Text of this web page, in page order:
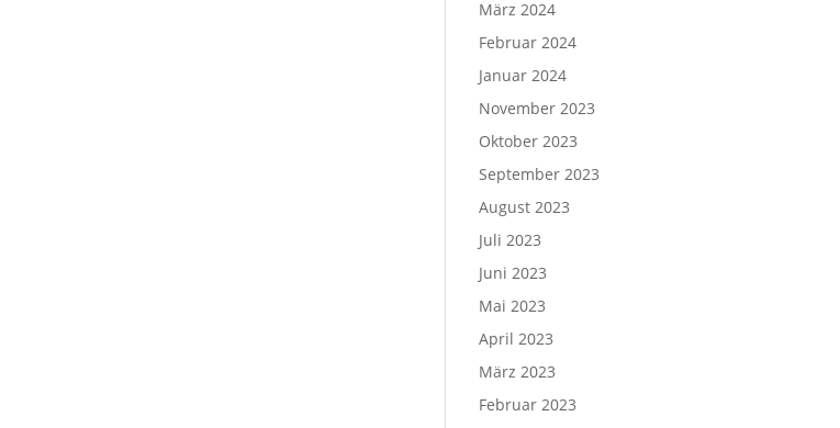
März 2024
Februar 2024
Januar 2024
November 2023
Oktober 2023
September 2023
August 2023
Juli 2023
Juni 2023
Mai 2023
April 2023
März 2023
Februar 2023